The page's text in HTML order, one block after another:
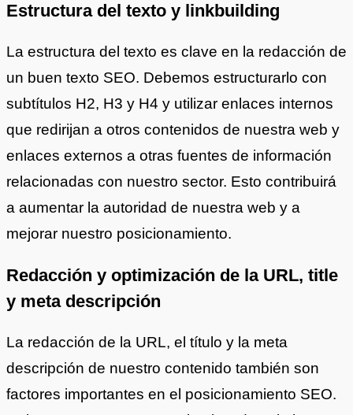
Estructura del texto y linkbuilding
La estructura del texto es clave en la redacción de
un buen texto SEO. Debemos estructurarlo con
subtítulos H2, H3 y H4 y utilizar enlaces internos
que redirijan a otros contenidos de nuestra web y
enlaces externos a otras fuentes de información
relacionadas con nuestro sector. Esto contribuirá
a aumentar la autoridad de nuestra web y a
mejorar nuestro posicionamiento.
Redacción y optimización de la URL, title
y meta descripción
La redacción de la URL, el título y la meta
descripción de nuestro contenido también son
factores importantes en el posicionamiento SEO.